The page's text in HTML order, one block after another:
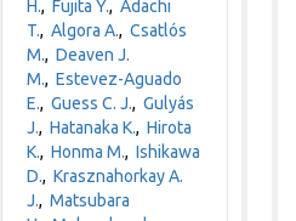
H.,Fujita Y.,Adachi
T.,Algora A.,Csatlós
M.,Deaven J.
M.,Estevez-Aguado
E.,Guess C. J.,Gulyás
J.,Hatanaka K.,Hirota
K.,Honma M.,Ishikawa
D.,Krasznahorkay A.
J.,Matsubara